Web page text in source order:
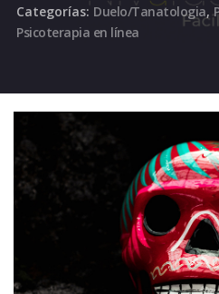
Categorías: Duelo/Tanatologia,
Psicoterapia en línea